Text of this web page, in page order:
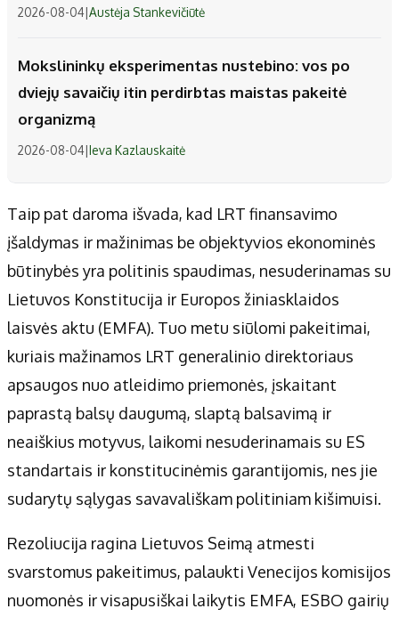
2026-08-04|Austėja Stankevičiūtė
Mokslininkų eksperimentas nustebino: vos po
dviejų savaičių itin perdirbtas maistas pakeitė
organizmą
2026-08-04|Ieva Kazlauskaitė
Taip pat daroma išvada, kad LRT finansavimo
įšaldymas ir mažinimas be objektyvios ekonominės
būtinybės yra politinis spaudimas, nesuderinamas su
Lietuvos Konstitucija ir Europos žiniasklaidos
laisvės aktu (EMFA). Tuo metu siūlomi pakeitimai,
kuriais mažinamos LRT generalinio direktoriaus
apsaugos nuo atleidimo priemonės, įskaitant
paprastą balsų daugumą, slaptą balsavimą ir
neaiškius motyvus, laikomi nesuderinamais su ES
standartais ir konstitucinėmis garantijomis, nes jie
sudarytų sąlygas savavališkam politiniam kišimuisi.
Rezoliucija ragina Lietuvos Seimą atmesti
svarstomus pakeitimus, palaukti Venecijos komisijos
nuomonės ir visapusiškai laikytis EMFA, ESBO gairių